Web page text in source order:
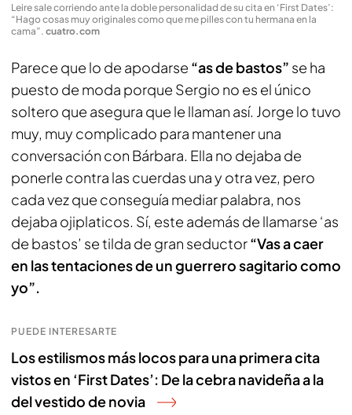
Leire sale corriendo ante la doble personalidad de su cita en ‘First Dates’:
“Hago cosas muy originales como que me pilles con tu hermana en la
cama”. cuatro.com
Parece que lo de apodarse “as de bastos” se ha
puesto de moda porque Sergio no es el único
soltero que asegura que le llaman así. Jorge lo tuvo
muy, muy complicado para mantener una
conversación con Bárbara. Ella no dejaba de
ponerle contra las cuerdas una y otra vez, pero
cada vez que conseguía mediar palabra, nos
dejaba ojiplaticos. Sí, este además de llamarse ‘as
de bastos’ se tilda de gran seductor“Vas a caer
en las tentaciones de un guerrero sagitario como
yo”.
PUEDE INTERESARTE
Los estilismos más locos para una primera cita
vistos en ‘First Dates’: De la cebra navideña a la
del vestido de novia